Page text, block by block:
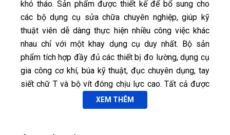
khó tháo. Sản phẩm được thiết kế để bổ sung cho
các bộ dụng cụ sửa chữa chuyên nghiệp, giúp kỹ
thuật viên dễ dàng thực hiện nhiều công việc khác
nhau chỉ với một khay dụng cụ duy nhất. Bộ sản
phẩm tích hợp đầy đủ các thiết bị đo lường, dụng cụ
gia công cơ khí, búa kỹ thuật, đục chuyên dụng, tay
siết chữ T và bộ vít đóng chịu lực cao. Tất cả được
bố trí khoa học trong khay mút xốp định hình, giúp tối
ưu không gian lưu trữ, quản lý dụng cụ hiệu quả và
XEM THÊM